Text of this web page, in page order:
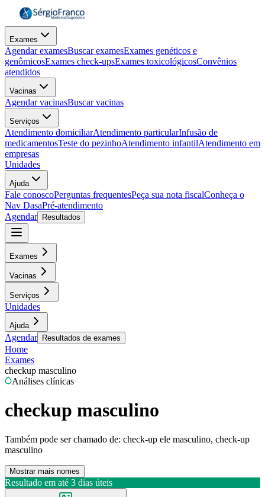
Exames
Agendar examesBuscar examesExames genéticos e
genômicosExames check-upsExames toxicológicosConvênios
atendidos
Vacinas
Agendar vacinasBuscar vacinas
Serviços
Atendimento domiciliarAtendimento particularInfusão de
medicamentosTeste do pezinhoAtendimento infantilAtendimento em
empresas
Unidades
Ajuda
Fale conoscoPerguntas frequentesPeça sua nota fiscalConheça o
Nav DasaPré-atendimento
Agendar
Resultados
Exames
Vacinas
Serviços
Unidades
Ajuda
Agendar Resultados de exames
Home
Exames
checkup masculino
Análises clínicas
checkup masculino
Também pode ser chamado de: check-up ele masculino, check-up
masculino
Mostrar mais nomes
Resultado em até 3 dias úteis